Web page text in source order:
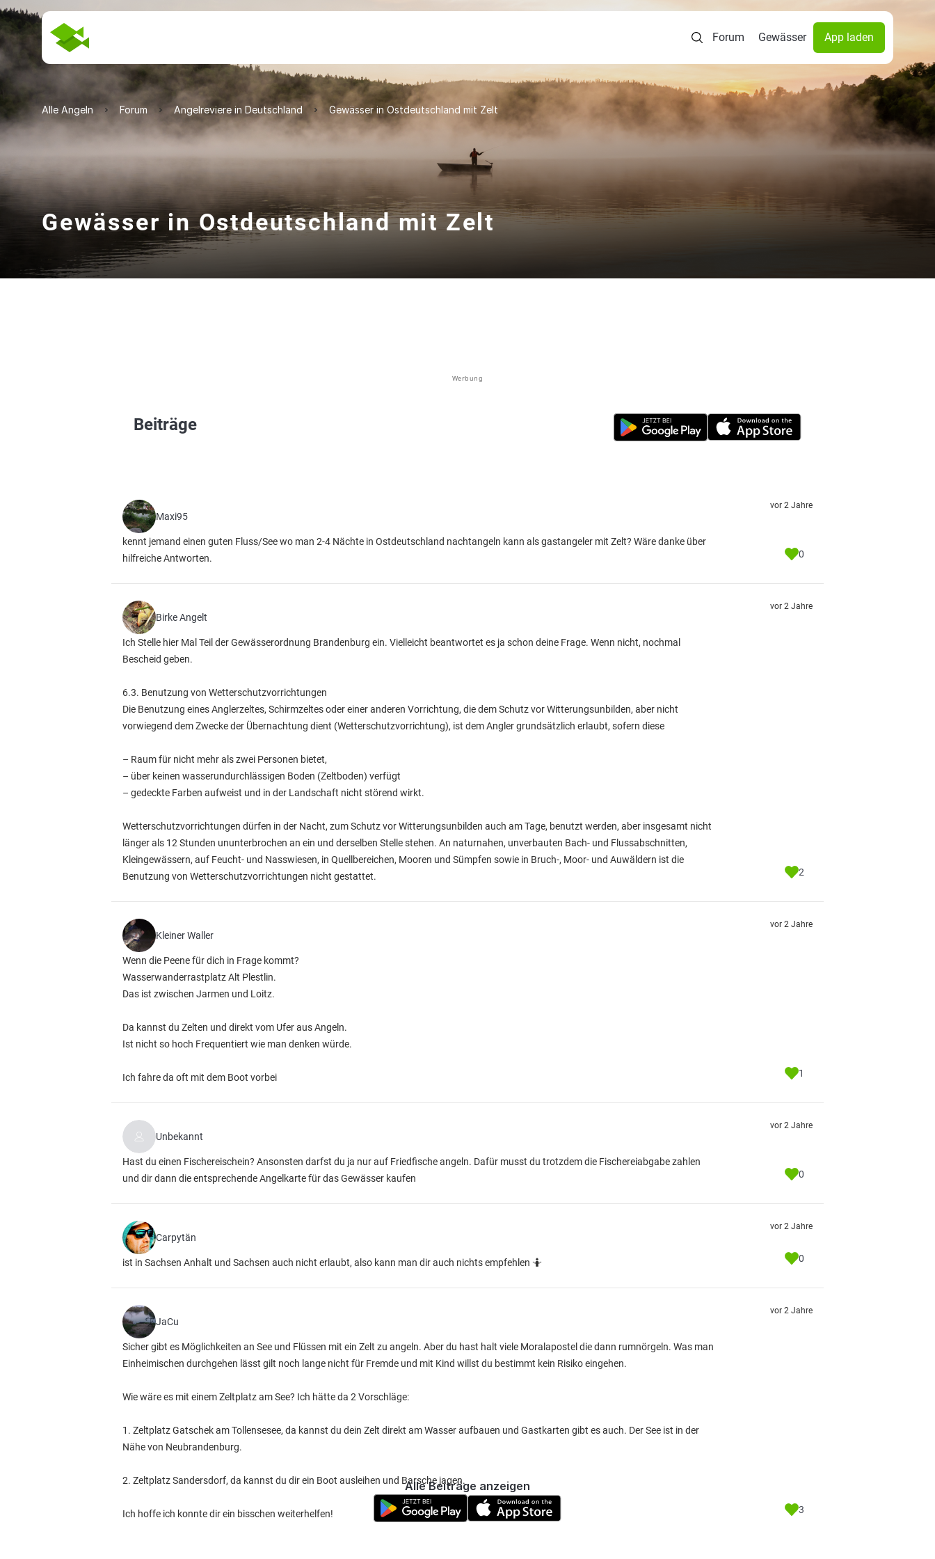
Forum Gewässer App laden
Alle Angeln Forum Angelreviere in Deutschland Gewässer in Ostdeutschland mit Zelt
Gewässer in Ostdeutschland mit Zelt
Werbung
Beiträge
Maxi95
kennt jemand einen guten Fluss/See wo man 2-4 Nächte in Ostdeutschland nachtangeln kann als gastangeler mit Zelt? Wäre danke über
hilfreiche Antworten.
vor 2 Jahre
0
Birke Angelt
Ich Stelle hier Mal Teil der Gewässerordnung Brandenburg ein. Vielleicht beantwortet es ja schon deine Frage. Wenn nicht, nochmal
Bescheid geben.
6.3. Benutzung von Wetterschutzvorrichtungen
Die Benutzung eines Anglerzeltes, Schirmzeltes oder einer anderen Vorrichtung, die dem Schutz vor Witterungsunbilden, aber nicht
vorwiegend dem Zwecke der Übernachtung dient (Wetterschutzvorrichtung), ist dem Angler grundsätzlich erlaubt, sofern diese
– Raum für nicht mehr als zwei Personen bietet,
– über keinen wasserundurchlässigen Boden (Zeltboden) verfügt
– gedeckte Farben aufweist und in der Landschaft nicht störend wirkt.
Wetterschutzvorrichtungen dürfen in der Nacht, zum Schutz vor Witterungsunbilden auch am Tage, benutzt werden, aber insgesamt nicht
länger als 12 Stunden ununterbrochen an ein und derselben Stelle stehen. An naturnahen, unverbauten Bach- und Flussabschnitten,
Kleingewässern, auf Feucht- und Nasswiesen, in Quellbereichen, Mooren und Sümpfen sowie in Bruch-, Moor- und Auwäldern ist die
Benutzung von Wetterschutzvorrichtungen nicht gestattet.
vor 2 Jahre
2
Kleiner Waller
Wenn die Peene für dich in Frage kommt?
Wasserwanderrastplatz Alt Plestlin.
Das ist zwischen Jarmen und Loitz.
Da kannst du Zelten und direkt vom Ufer aus Angeln.
Ist nicht so hoch Frequentiert wie man denken würde.
Ich fahre da oft mit dem Boot vorbei
vor 2 Jahre
1
Unbekannt
Hast du einen Fischereischein? Ansonsten darfst du ja nur auf Friedfische angeln. Dafür musst du trotzdem die Fischereiabgabe zahlen
und dir dann die entsprechende Angelkarte für das Gewässer kaufen
vor 2 Jahre
0
Carpytän
ist in Sachsen Anhalt und Sachsen auch nicht erlaubt, also kann man dir auch nichts empfehlen 🤷
vor 2 Jahre
0
JaCu
Sicher gibt es Möglichkeiten an See und Flüssen mit ein Zelt zu angeln. Aber du hast halt viele Moralapostel die dann rumnörgeln. Was man
Einheimischen durchgehen lässt gilt noch lange nicht für Fremde und mit Kind willst du bestimmt kein Risiko eingehen.
Wie wäre es mit einem Zeltplatz am See? Ich hätte da 2 Vorschläge:
1. Zeltplatz Gatschek am Tollensesee, da kannst du dein Zelt direkt am Wasser aufbauen und Gastkarten gibt es auch. Der See ist in der
Nähe von Neubrandenburg.
2. Zeltplatz Sandersdorf, da kannst du dir ein Boot ausleihen und Barsche jagen.
Ich hoffe ich konnte dir ein bisschen weiterhelfen!
vor 2 Jahre
3
Alle Beiträge anzeigen